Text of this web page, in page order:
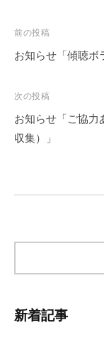
投
稿
ビ
ゲ
ー
ン
前の投稿
お知らせ「傾聴ボ
次の投稿
お知らせ「ご協力
収集）」
検
新着記事